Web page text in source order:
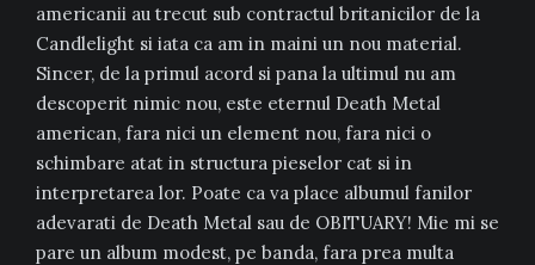
americanii au trecut sub contractul britanicilor de la
Candlelight si iata ca am in maini un nou material.
Sincer, de la primul acord si pana la ultimul nu am
descoperit nimic nou, este eternul Death Metal
american, fara nici un element nou, fara nici o
schimbare atat in structura pieselor cat si in
interpretarea lor. Poate ca va place albumul fanilor
adevarati de Death Metal sau de OBITUARY! Mie mi se
pare un album modest, pe banda, fara prea multa